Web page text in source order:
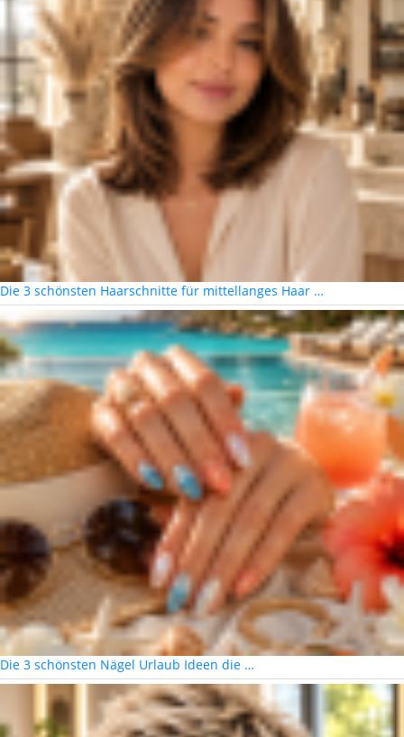
Die 3 schönsten Haarschnitte für mittellanges Haar …
Die 3 schönsten Nägel Urlaub Ideen die …